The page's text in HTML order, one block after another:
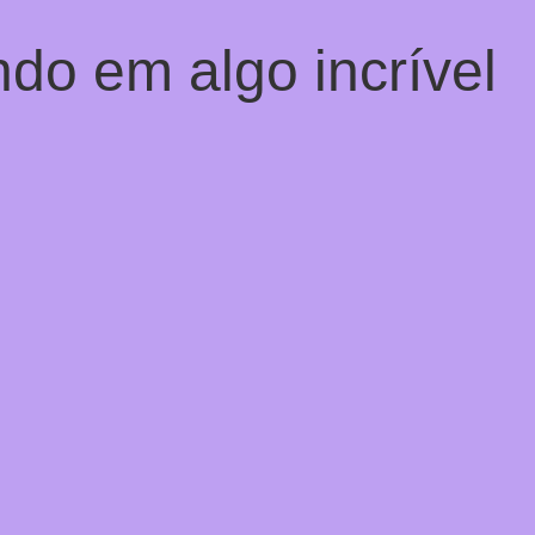
em algo incrível